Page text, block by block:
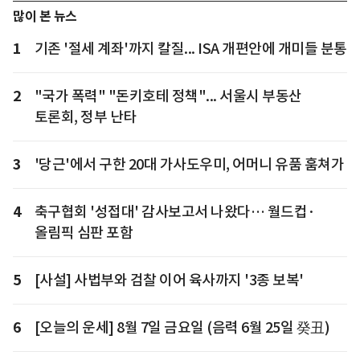
많이 본 뉴스
1 기존 '절세 계좌'까지 칼질... ISA 개편안에 개미들 분통
2
"국가 폭력" "돈키호테 정책"... 서울시 부동산
토론회, 정부 난타
3 '당근'에서 구한 20대 가사도우미, 어머니 유품 훔쳐가
4
축구협회 '성접대' 감사보고서 나왔다… 월드컵·
올림픽 심판 포함
5 [사설] 사법부와 검찰 이어 육사까지 '3종 보복'
6 [오늘의 운세] 8월 7일 금요일 (음력 6월 25일 癸丑)